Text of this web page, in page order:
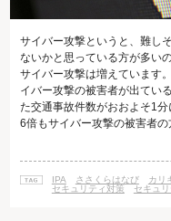
サイバー攻撃というと、難し
ないかと思っている方が多い
サイバー攻撃は増えています
イバー攻撃の被害者が出てい
た交通事故件数がおおよそ1
6倍もサイバー攻撃の被害者の
サイバー攻撃というのは、身
威レポートによると、人気の
IPA ささくらはなび カリ
セキュリティ対策
セキュ